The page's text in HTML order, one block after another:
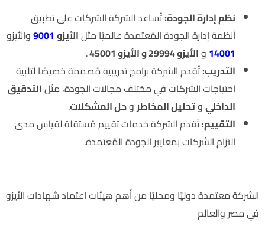
نظم إدارة الجودة:تُساعد الشركة الشركات على تطبيق
أنظمة إدارة الجودة المُعتمدة عالميًا مثلالأيزو 9001والأيزو
14001 والأيزو 29994 و الأيزو 45001
.
التدريب:تُقدم الشركة برامج تدريبية مُصممة خصيصًا لتلبية
احتياجات الشركات في مختلف مجالات الجودة، مثلالتدقيق
الداخليوتحليل المخاطر وحل المشكلات.
التقييم:تُقدم الشركة خدمات تقييم مُستقلة لقياس مدى
التزام الشركات بمعايير الجودة المُعتمدة.
الشركة معتمدة دوليًا ومحليًا من أهم هيئات اعتماد شهادات الأيزو
في مصر والعالم